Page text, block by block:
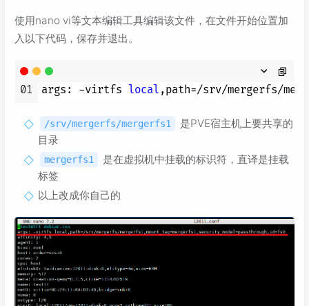
使用nano vi等文本编辑工具编辑该文件，在文件开始位置加
入以下代码，保存并退出。
01 args: -virtfs local ,path=/srv/mergerfs/
/srv/mergerfs/mergerfs1
是PVE宿主机上要共享的
目录
mergerfs1
是在虚拟机中挂载的标识符，直译是挂载
标签
以上改成你自己的